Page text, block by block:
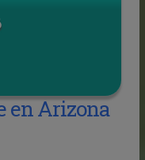
en Arizona